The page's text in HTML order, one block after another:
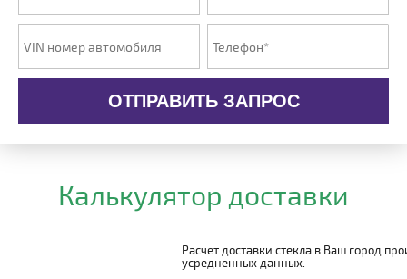
ОТПРАВИТЬ ЗАПРОС
Калькулятор доставки
Расчет доставки стекла в Ваш город
усредненных данных.